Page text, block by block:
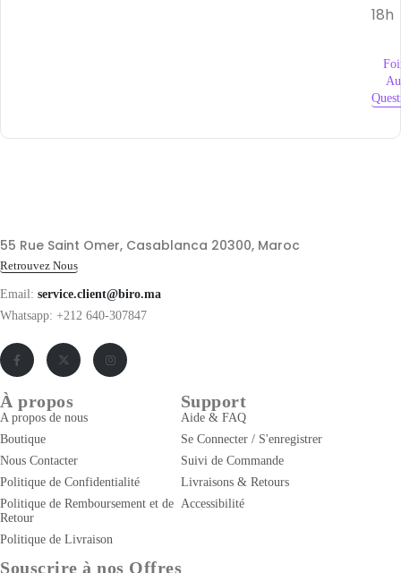
18h
55 Rue Saint Omer, Casablanca 20300, Maroc
Retrouvez Nous
Email: service.client@biro.ma
Whatsapp: +212 640-307847
À propos
A propos de nous
Boutique
Nous Contacter
Politique de Confidentialité
Politique de Remboursement et de
Retour
Politique de Livraison
Support
Aide & FAQ
Se Connecter / S'enregistrer
Suivi de Commande
Livraisons & Retours
Accessibilité
Souscrire à nos Offres